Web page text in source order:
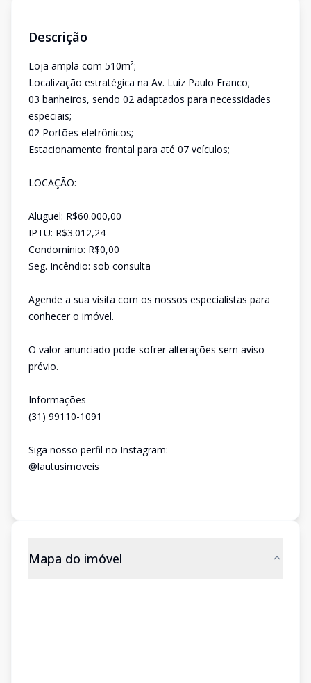
Descrição
Loja ampla com 510m²;
Localização estratégica na Av. Luiz Paulo Franco;
03 banheiros, sendo 02 adaptados para necessidades
especiais;
02 Portões eletrônicos;
Estacionamento frontal para até 07 veículos;
LOCAÇÃO:
Aluguel: R$60.000,00
IPTU: R$3.012,24
Condomínio: R$0,00
Seg. Incêndio: sob consulta
Agende a sua visita com os nossos especialistas para
conhecer o imóvel.
O valor anunciado pode sofrer alterações sem aviso
prévio.
Informações
(31) 99110-1091
Siga nosso perfil no Instagram:
@lautusimoveis
Mapa do imóvel